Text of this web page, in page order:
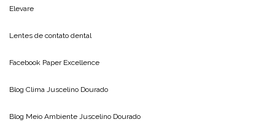
Elevare
Lentes de contato dental
Facebook Paper Excellence
Blog Clima Juscelino Dourado
Blog Meio Ambiente Juscelino Dourado